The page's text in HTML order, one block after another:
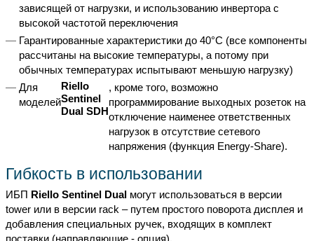
зависящей от нагрузки, и использованию инвертора с
высокой частотой переключения
Гарантированные характеристики до 40°C (все компоненты
рассчитаны на высокие температуры, а потому при
обычных температурах испытывают меньшую нагрузку)
Для
моделей
Riello
Sentinel
Dual SDH
, кроме того, возможно
программирование выходных розеток на
отключение наименее ответственных
нагрузок в отсутствие сетевого
напряжения (функция Energy-Share).
Гибкость в использовании
ИБП Riello Sentinel Dual могут использоваться в версии
tower или в версии rack – путем простого поворота дисплея и
добавления специальных ручек, входящих в комплект
поставки (направляющие - опция).